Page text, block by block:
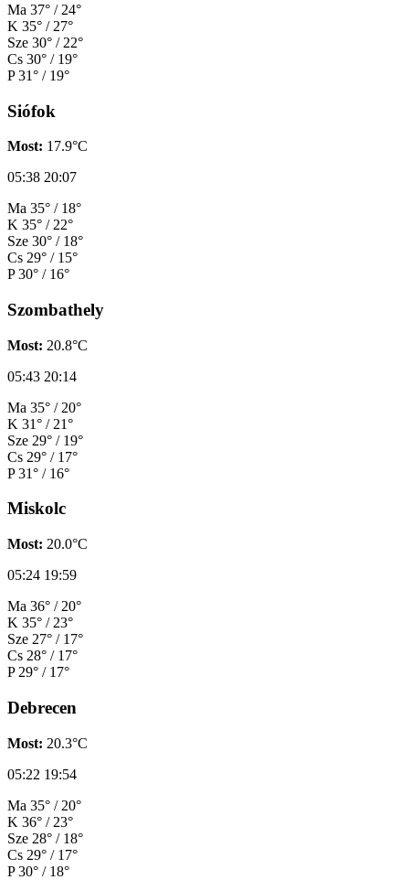
Ma 37° / 24°
K 35° / 27°
Sze 30° / 22°
Cs 30° / 19°
P 31° / 19°
Siófok
Most: 17.9°C
05:38 20:07
Ma 35° / 18°
K 35° / 22°
Sze 30° / 18°
Cs 29° / 15°
P 30° / 16°
Szombathely
Most: 20.8°C
05:43 20:14
Ma 35° / 20°
K 31° / 21°
Sze 29° / 19°
Cs 29° / 17°
P 31° / 16°
Miskolc
Most: 20.0°C
05:24 19:59
Ma 36° / 20°
K 35° / 23°
Sze 27° / 17°
Cs 28° / 17°
P 29° / 17°
Debrecen
Most: 20.3°C
05:22 19:54
Ma 35° / 20°
K 36° / 23°
Sze 28° / 18°
Cs 29° / 17°
P 30° / 18°